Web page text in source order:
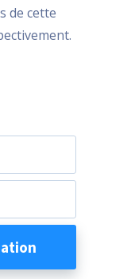
de cette